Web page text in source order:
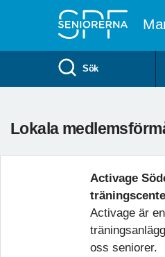
Sök
Lokala
Activage
Activage är
oss seniorer.